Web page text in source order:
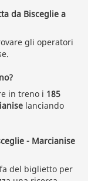
da Bisceglie a
gli operatori
in treno i 185
lanciando
- Marcianise
del biglietto per